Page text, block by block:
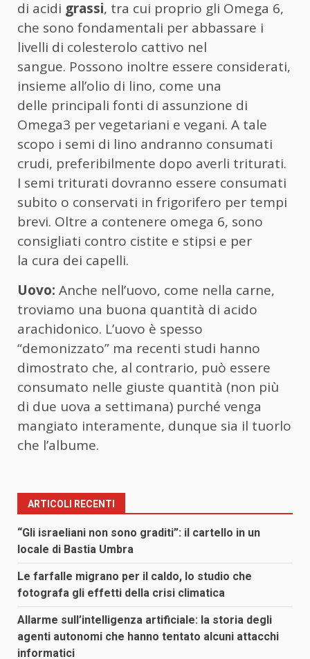
di acidi grassi, tra cui proprio gli Omega 6,
che sono fondamentali per abbassare i
livelli di colesterolo cattivo nel
sangue. Possono inoltre essere considerati,
insieme all’olio di lino, come una
delle principali fonti di assunzione di
Omega3 per vegetariani e vegani. A tale
scopo i semi di lino andranno consumati
crudi, preferibilmente dopo averli triturati.
I semi triturati dovranno essere consumati
subito o conservati in frigorifero per tempi
brevi. Oltre a contenere omega 6, sono
consigliati contro cistite e stipsi e per
la cura dei capelli.
Uovo: Anche nell’uovo, come nella carne,
troviamo una buona quantità di acido
arachidonico. L’uovo è spesso
“demonizzato” ma recenti studi hanno
dimostrato che, al contrario, può essere
consumato nelle giuste quantità (non più
di due uova a settimana) purché venga
mangiato interamente, dunque sia il tuorlo
che l’albume.
ARTICOLI RECENTI
“Gli israeliani non sono graditi”: il cartello in un
locale di Bastia Umbra
Le farfalle migrano per il caldo, lo studio che
fotografa gli effetti della crisi climatica
Allarme sull’intelligenza artificiale: la storia degli
agenti autonomi che hanno tentato alcuni attacchi
informatici